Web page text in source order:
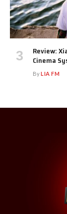
Review:
Cinema
ByLIA FM